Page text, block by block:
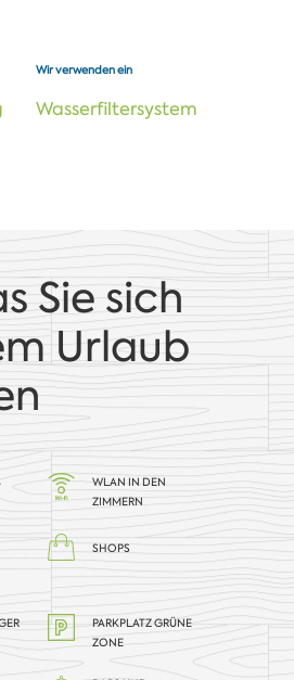
Wir verwenden ein
Wasserfiltersystem
Sie sich
Urlaub
WLAN IN DEN
ZIMMERN
SHOPS
PARKPLATZ GRÜNE
ZONE